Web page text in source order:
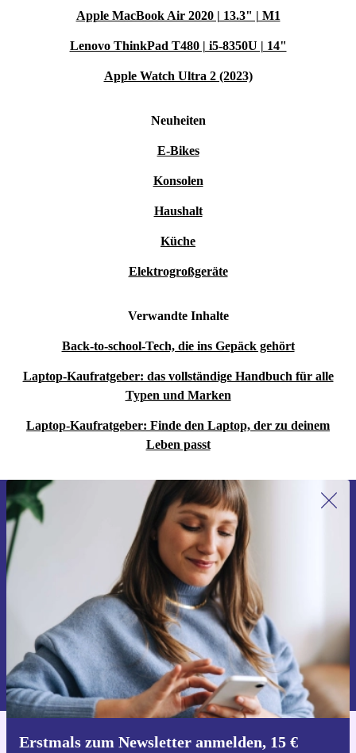
Apple MacBook Air 2020 | 13.3" | M1
Lenovo ThinkPad T480 | i5-8350U | 14"
Apple Watch Ultra 2 (2023)
Neuheiten
E-Bikes
Konsolen
Haushalt
Küche
Elektrogroßgeräte
Verwandte Inhalte
Back-to-school-Tech, die ins Gepäck gehört
Laptop-Kaufratgeber: das vollständige Handbuch für alle
Typen und Marken
Laptop-Kaufratgeber: Finde den Laptop, der zu deinem
Leben passt
Erstmals zum Newsletter anmelden, 15 €
Erstmals zum Newsletter anmelden,
15 € sparen!
Verpasse kein Angebot mehr.
Gutschein anfordern
Informationen über die Verwendung personenbezogener Daten findest
du in unserer
Datenschutzerklärung.
Hol dir die refurbed-App